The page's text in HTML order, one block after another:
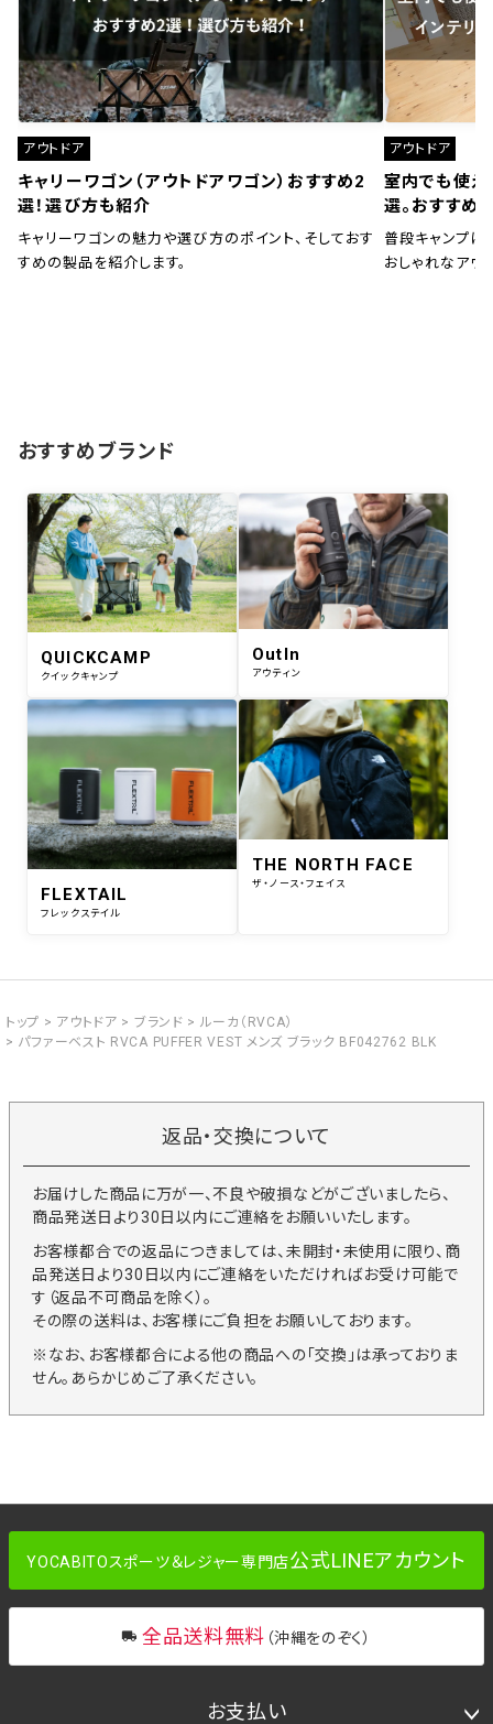
アウトドア
キャリーワゴン（アウトドアワゴン）おすすめ2
選！選び方も紹介
キャリーワゴンの魅力や選び方のポイント、そしておす
すめの製品を紹介します。
アウトドア
室内でも使え
選。おすすめ
普段キャンプに
おしゃれなアウ
おすすめブランド
QUICKCAMP
クイックキャンプ
OutIn
アウティン
FLEXTAIL
フレックステイル
THE NORTH FACE
ザ・ノース・フェイス
トップ アウトドア ブランド
ルーカ（RVCA）
パファーベスト RVCA PUFFER VEST メンズ ブラック BF042762 BLK
返品・交換について
お届けした商品に万が一、不良や破損などがございましたら、
商品発送日より30日以内にご連絡をお願いいたします。
お客様都合での返品につきましては、未開封・未使用に限り、商
品発送日より30日以内にご連絡をいただければお受け可能で
す（返品不可商品を除く）。
その際の送料は、お客様にご負担をお願いしております。
※なお、お客様都合による他の商品への「交換」は承っておりま
せん。あらかじめご了承ください。
YOCABITOスポーツ＆レジャー専門店公式LINEアカウント
全品送料無料 （沖縄をのぞく）
お支払い